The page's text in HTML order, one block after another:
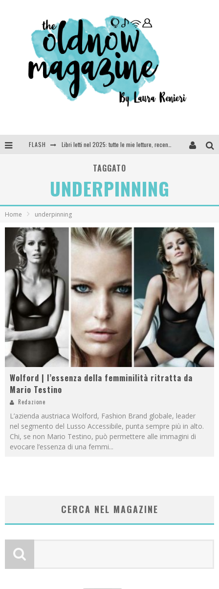
FLASH
SEE YOU AT 5 | Chanel
Anya Taylor-Joy, Jisoo e Willow Smith protagoniste della nuova campagna Dior Addict
TAGGATO
UNDERPINNING
Home underpinning
Wolford | l’essenza della femminilità ritratta da
Mario Testino
Redazione
L’azienda austriaca Wolford, Fashion Brand globale, leader
nel segmento del Lusso Accessibile, punta sempre più in alto.
Chi, se non Mario Testino, può permettere alle immagini di
evocare l’essenza di una femmi...
CERCA NEL MAGAZINE